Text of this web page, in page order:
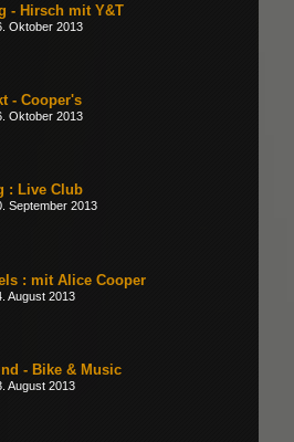
- Hirsch mit Y&T
Oktober 2013
- Cooper's
Oktober 2013
: Live Club
September 2013
: mit Alice Cooper
August 2013
- Bike & Music
August 2013